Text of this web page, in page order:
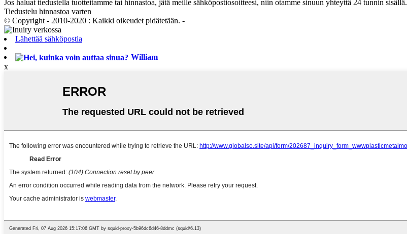
Jos haluat tiedustella tuotteitamme tai hinnastoa, jätä meille sähköpostiosoitteesi, niin otamme sinuun yhteyttä 24 tunnin sisällä.
Tiedustelu hinnastoa varten
© Copyright - 2010-2020 : Kaikki oikeudet pidätetään. -
Lähettää sähköpostia
William
x